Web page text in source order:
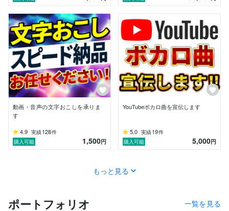
動画・音声の文字おこしを承りま
す
4.9 実績128件
購入可能
1,500円
YouTubeボカロ曲を宣伝します
5.0 実績19件
購入可能
5,000円
もっと見る
ポートフォリオ 一覧を見る